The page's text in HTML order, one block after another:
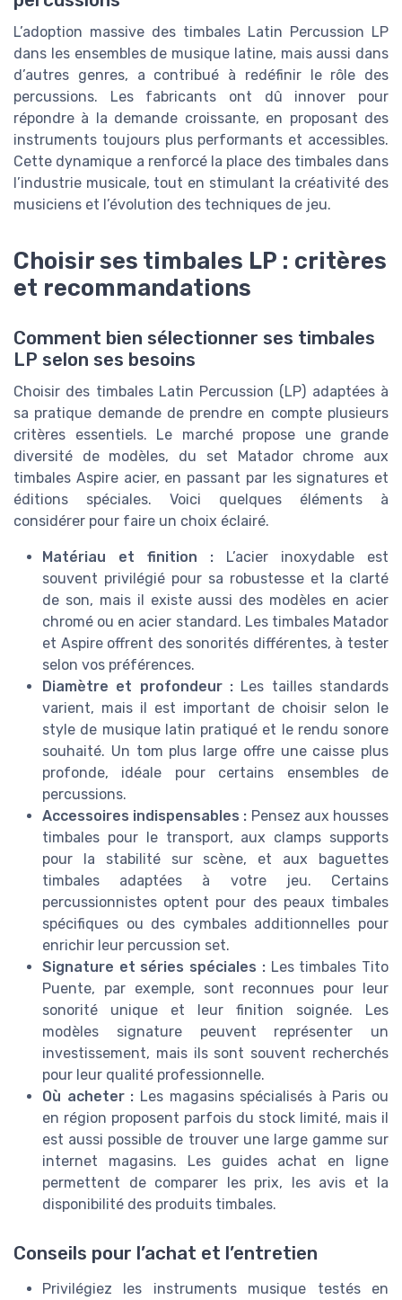
L’adoption massive des timbales Latin Percussion LP
dans les ensembles de musique latine, mais aussi dans
d’autres genres, a contribué à redéfinir le rôle des
percussions. Les fabricants ont dû innover pour
répondre à la demande croissante, en proposant des
instruments toujours plus performants et accessibles.
Cette dynamique a renforcé la place des timbales dans
l’industrie musicale, tout en stimulant la créativité des
musiciens et l’évolution des techniques de jeu.
Choisir ses timbales LP : critères
et recommandations
Comment bien sélectionner ses timbales
LP selon ses besoins
Choisir des timbales Latin Percussion (LP) adaptées à
sa pratique demande de prendre en compte plusieurs
critères essentiels. Le marché propose une grande
diversité de modèles, du set Matador chrome aux
timbales Aspire acier, en passant par les signatures et
éditions spéciales. Voici quelques éléments à
considérer pour faire un choix éclairé.
Matériau et finition : L’acier inoxydable est
souvent privilégié pour sa robustesse et la clarté
de son, mais il existe aussi des modèles en acier
chromé ou en acier standard. Les timbales Matador
et Aspire offrent des sonorités différentes, à tester
selon vos préférences.
Diamètre et profondeur : Les tailles standards
varient, mais il est important de choisir selon le
style de musique latin pratiqué et le rendu sonore
souhaité. Un tom plus large offre une caisse plus
profonde, idéale pour certains ensembles de
percussions.
Accessoires indispensables : Pensez aux housses
timbales pour le transport, aux clamps supports
pour la stabilité sur scène, et aux baguettes
timbales adaptées à votre jeu. Certains
percussionnistes optent pour des peaux timbales
spécifiques ou des cymbales additionnelles pour
enrichir leur percussion set.
Signature et séries spéciales :Les timbales Tito
Puente, par exemple, sont reconnues pour leur
sonorité unique et leur finition soignée. Les
modèles signature peuvent représenter un
investissement, mais ils sont souvent recherchés
pour leur qualité professionnelle.
Où acheter : Les magasins spécialisés à Paris ou
en région proposent parfois du stock limité, mais il
est aussi possible de trouver une large gamme sur
internet magasins. Les guides achat en ligne
permettent de comparer les prix, les avis et la
disponibilité des produits timbales.
Conseils pour l’achat et l’entretien
Privilégiez les instruments musique testés en